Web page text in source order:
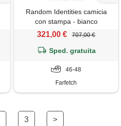
Random Identities camicia
con stampa - bianco
321,00 € 707,00 €
Sped. gratuita
46-48
Farfetch
3 >